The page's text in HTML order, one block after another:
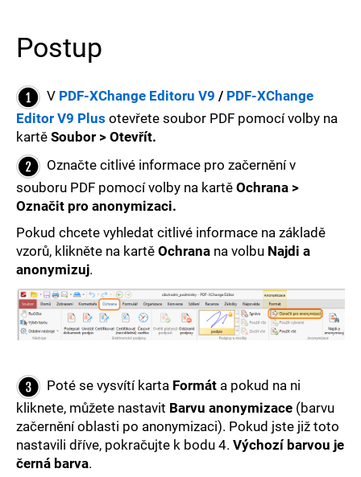
Postup
V PDF-XChange Editoru V9 / PDF-XChange
Editor V9 Plus otevřete soubor PDF pomocí volby na
kartě Soubor > Otevřít.
Označte citlivé informace pro začernění v
souboru PDF pomocí volby na kartě Ochrana >
Označit pro anonymizaci.
Pokud chcete vyhledat citlivé informace na základě
vzorů, klikněte na kartě Ochrana na volbu Najdi a
anonymizuj.
Poté se vysvítí karta Formát a pokud na ni
kliknete, můžete nastavit Barvu anonymizace (barvu
začernění oblasti po anonymizaci). Pokud jste již toto
nastavili dříve, pokračujte k bodu 4. Výchozí barvou je
černá barva.
o
r
u
č
u
j
e
m
e